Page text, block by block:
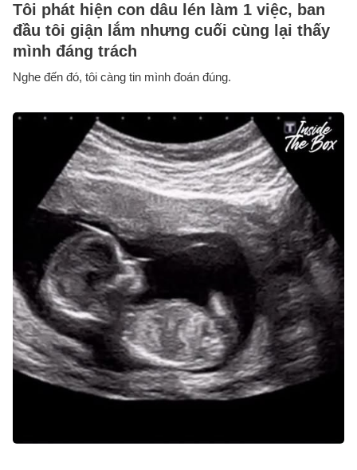
Tôi phát hiện con dâu lén làm 1 việc, ban
đầu tôi giận lắm nhưng cuối cùng lại thấy
mình đáng trách
Nghe đến đó, tôi càng tin mình đoán đúng.